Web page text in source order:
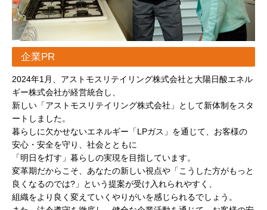
企業PR
2024年1月、アストモスリテイリング株式会社と大陽日酸エネル
ギー株式会社が経営統合し、
新しい「アストモスリテイリング株式会社」として新体制をスタ
ートしました。
暮らしに欠かせないエネルギー「LPガス」を通じて、お客様の
安心・安全を守り、社会とともに
「明日を灯す」暮らしの実現を目指しています。
変革期だからこそ、あなたの新しい視点や「こうした方がもっと
良くなるのでは?」という提案が受け入れられやすく、
組織をより良く変えていくやりがいを感じられるでしょう。